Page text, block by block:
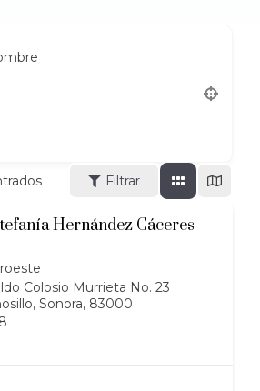
Filtrar
Hernández Cáceres
Colosio Murrieta No. 23
Sonora, 83000